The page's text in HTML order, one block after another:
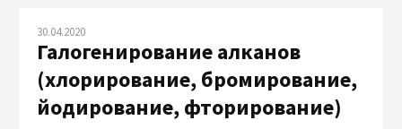
30.04.2020
Галогенирование алканов
(хлорирование, бромирование,
йодирование, фторирование)